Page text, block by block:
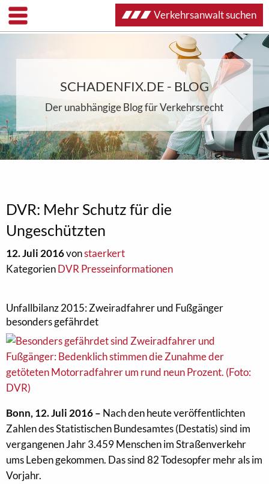
SCHADENFIX.DE - BLOG
Der unabhängige Blog für Verkehrsrecht
DVR: Mehr Schutz für die
Ungeschützten
12. Juli 2016vonstaerkert
KategorienDVR Presseinformationen
Unfallbilanz 2015: Zweiradfahrer und Fußgänger
besonders gefährdet
Bonn, 12. Juli 2016 – Nach den heute veröffentlichten
Zahlen des Statistischen Bundesamtes (Destatis) sind im
vergangenen Jahr 3.459 Menschen im Straßenverkehr
ums Leben gekommen. Das sind 82 Todesopfer mehr als im
Vorjahr.
Verkehrsanwalt suchen